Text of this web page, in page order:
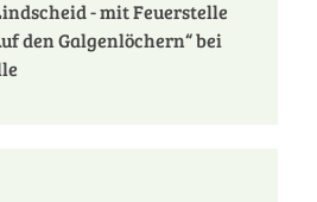
- mit Feuerstelle
den Galgenlöchern“ bei